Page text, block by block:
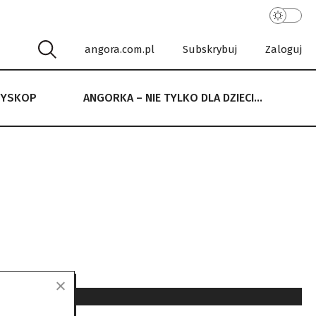
angora.com.pl Subskrybuj Zaloguj
ANGORKA – NIE TYLKO DLA DZIECI…
NIE TYLKO DLA DZIECI…